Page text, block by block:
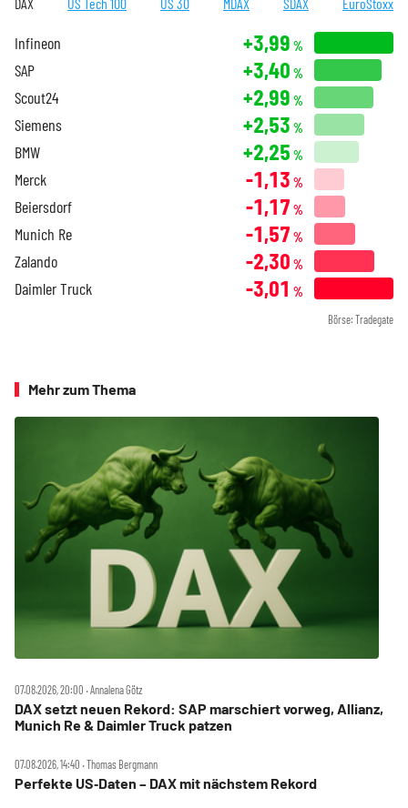
Infineon +3,99 %
SAP +3,40 %
Scout24 +2,99 %
Siemens +2,53 %
BMW +2,25 %
Merck -1,13 %
Beiersdorf -1,17 %
Munich Re -1,57 %
Zalando -2,30 %
Daimler Truck -3,01 %
Börse: Tradegate
Mehr zum Thema
07.08.2026, 20:00 ‧ Annalena Götz
DAX setzt neuen Rekord: SAP marschiert vorweg, Allianz,
Munich Re & Daimler Truck patzen
07.08.2026, 14:40 ‧ Thomas Bergmann
Perfekte US‑Daten – DAX mit nächstem Rekord